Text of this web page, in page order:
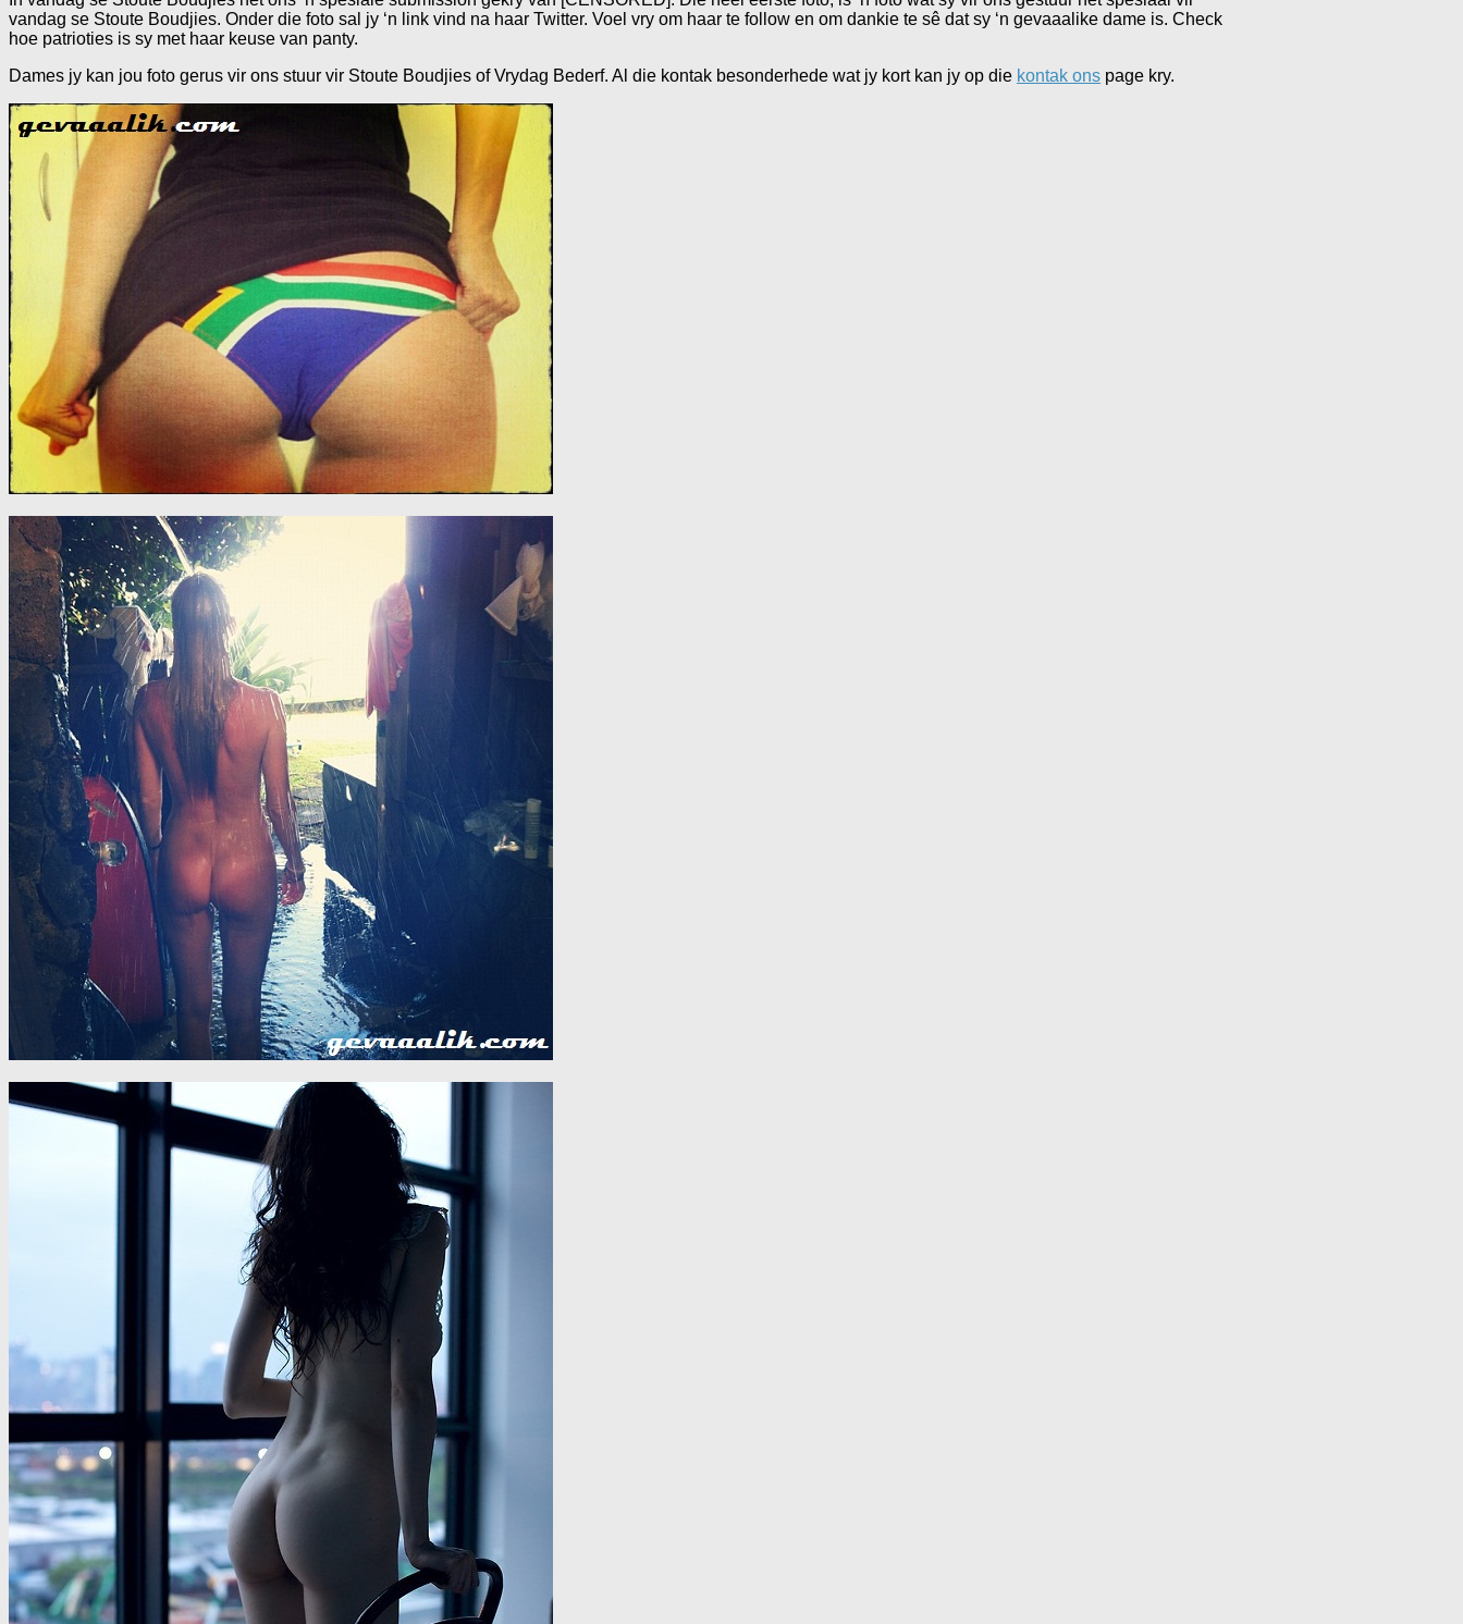
vandag se Stoute Boudjies. Onder die foto sal jy ‘n link vind na haar Twitter. Voel vry om haar te follow en om dankie te sê dat sy ‘n gevaaalike dame is. Check
hoe patrioties is sy met haar keuse van panty.
Dames jy kan jou foto gerus vir ons stuur vir Stoute Boudjies of Vrydag Bederf. Al die kontak besonderhede wat jy kort kan jy op die kontak ons page kry.